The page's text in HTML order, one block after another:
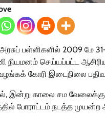
பள்ளிகளில் 2009 மே
நியமனம் செய்யப்பட்ட
கோரி இடைநிலை பதிவு
இன்று காலை சம வேலைக்கு
போராட்டம் நடத்த